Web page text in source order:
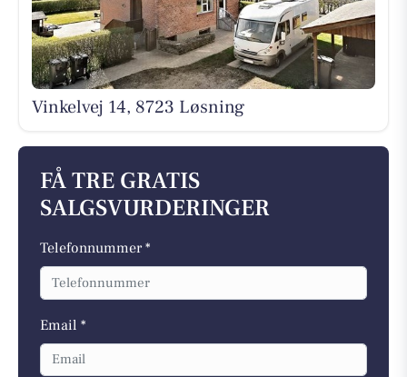
Vinkelvej 14, 8723 Løsning
FÅ TRE GRATIS
SALGSVURDERINGER
Telefonnummer *
Email *